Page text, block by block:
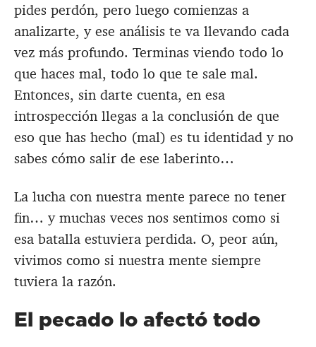
pides perdón, pero luego comienzas a
analizarte, y ese análisis te va llevando cada
vez más profundo. Terminas viendo todo lo
que haces mal, todo lo que te sale mal.
Entonces, sin darte cuenta, en esa
introspección llegas a la conclusión de que
eso que has hecho (mal) es tu identidad y no
sabes cómo salir de ese laberinto…
La lucha con nuestra mente parece no tener
fin… y muchas veces nos sentimos como si
esa batalla estuviera perdida. O, peor aún,
vivimos como si nuestra mente siempre
tuviera la razón.
El pecado lo afectó todo